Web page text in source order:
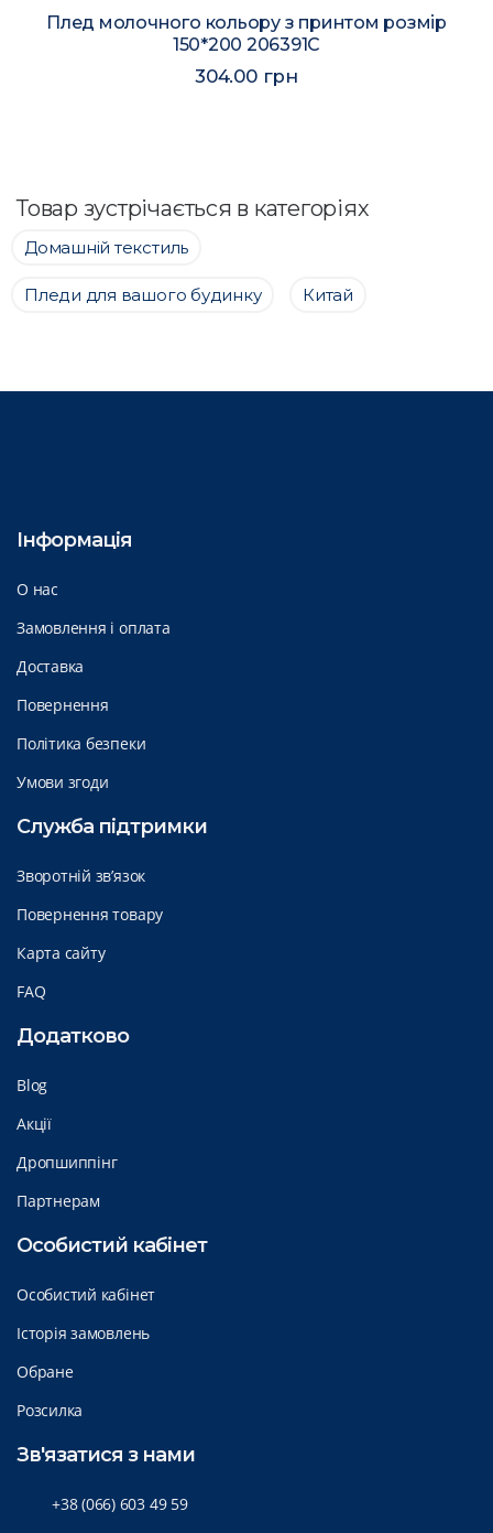
Плед молочного кольору з принтом розмір
150*200 206391C
304.00 грн
Товар зустрічається в категоріях
Домашній текстиль
Пледи для вашого будинку Китай
Інформація
О нас
Замовлення і оплата
Доставка
Повернення
Політика безпеки
Умови згоди
Служба підтримки
Зворотній зв’язок
Повернення товару
Карта сайту
FAQ
Додатково
Blog
Акції
Дропшиппінг
Партнерам
Особистий кабінет
Особистий кабінет
Історія замовлень
Обране
Розсилка
Зв'язатися з нами
+38 (066) 603 49 59